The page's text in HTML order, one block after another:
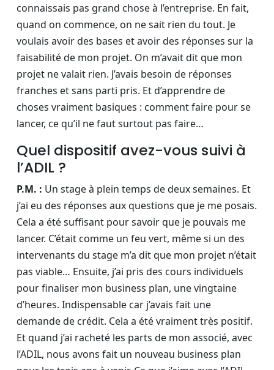
connaissais pas grand chose à l’entreprise. En fait,
quand on commence, on ne sait rien du tout. Je
voulais avoir des bases et avoir des réponses sur la
faisabilité de mon projet. On m’avait dit que mon
projet ne valait rien. J’avais besoin de réponses
franches et sans parti pris. Et d’apprendre de
choses vraiment basiques : comment faire pour se
lancer, ce qu’il ne faut surtout pas faire…
Quel dispositif avez-vous suivi à
l’ADIL ?
P.M. : Un stage à plein temps de deux semaines. Et
j’ai eu des réponses aux questions que je me posais.
Cela a été suffisant pour savoir que je pouvais me
lancer. C’était comme un feu vert, même si un des
intervenants du stage m’a dit que mon projet n’était
pas viable… Ensuite, j’ai pris des cours individuels
pour finaliser mon business plan, une vingtaine
d’heures. Indispensable car j’avais fait une
demande de crédit. Cela a été vraiment très positif.
Et quand j’ai racheté les parts de mon associé, avec
l’ADIL, nous avons fait un nouveau business plan